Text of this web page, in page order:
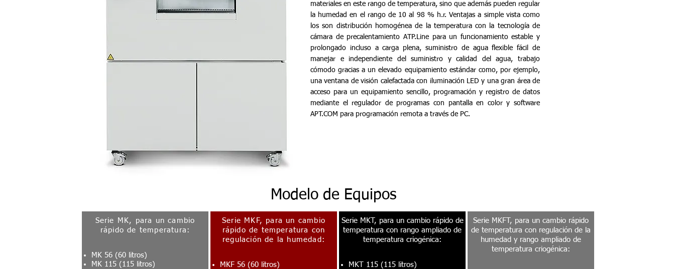
materiales en este rango de temperatura, sino que además pueden regular
la humedad en el rango de 10 al 98 % h.r. Ventajas a simple vista como
los son distribución homogénea de la temperatura con la tecnología de
cámara de precalentamiento ATP.Line para un funcionamiento estable y
prolongado incluso a carga plena, suministro de agua flexible fácil de
manejar e independiente del suministro y calidad del agua, trabajo
cómodo gracias a un elevado equipamiento estándar como, por ejemplo,
una ventana de visión calefactada con iluminación LED y una gran área de
acceso para un equipamiento sencillo, programación y registro de datos
mediante el regulador de programas con pantalla en color y software
APT.COM para programación remota a través de PC.
Modelo de Equipos
Serie MK, para un cambio
rápido de temperatura:
MK 56 (60 litros)
MK 115 (115 litros)
Serie MKF, para un cambio
rápido de temperatura con
regulación de la humedad:
MKF 56 (60 litros)
Serie MKT, para un cambio rápido de
temperatura con rango ampliado de
temperatura criogénica:
MKT 115 (115 litros)
Serie MKFT, para un cambio rápido
de temperatura con regulación de la
humedad y rango ampliado de
temperatura criogénica: